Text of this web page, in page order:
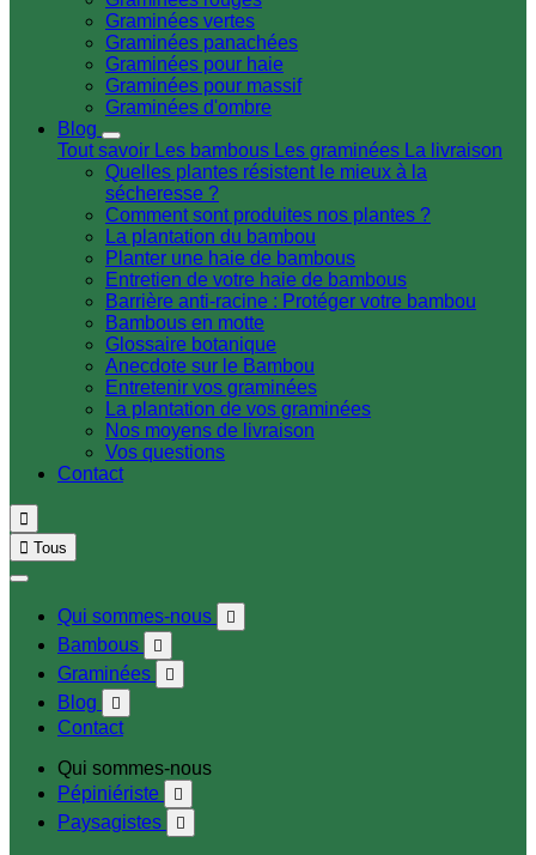
Graminées vertes
Graminées panachées
Graminées pour haie
Graminées pour massif
Graminées d'ombre
Blog
Tout savoir Les bambous Les graminées La livraison
Quelles plantes résistent le mieux à la
sécheresse ?
Comment sont produites nos plantes ?
La plantation du bambou
Planter une haie de bambous
Entretien de votre haie de bambous
Barrière anti-racine : Protéger votre bambou
Bambous en motte
Glossaire botanique
Anecdote sur le Bambou
Entretenir vos graminées
La plantation de vos graminées
Nos moyens de livraison
Vos questions
Contact

 Tous
Qui sommes-nous 
Bambous 
Graminées 
Blog 
Contact
Qui sommes-nous
Pépiniériste

Paysagistes 